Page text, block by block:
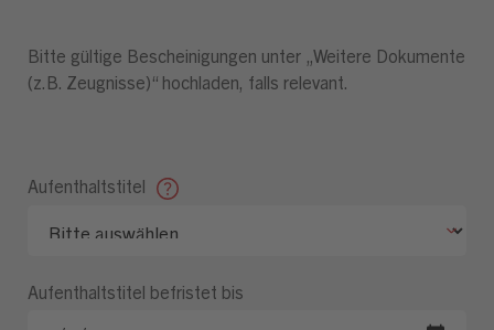
Bitte gültige Bescheinigungen unter „Weitere Dokumente
(z.B. Zeugnisse)“ hochladen, falls relevant.
Aufenthaltstitel
Aufenthaltstitel befristet bis